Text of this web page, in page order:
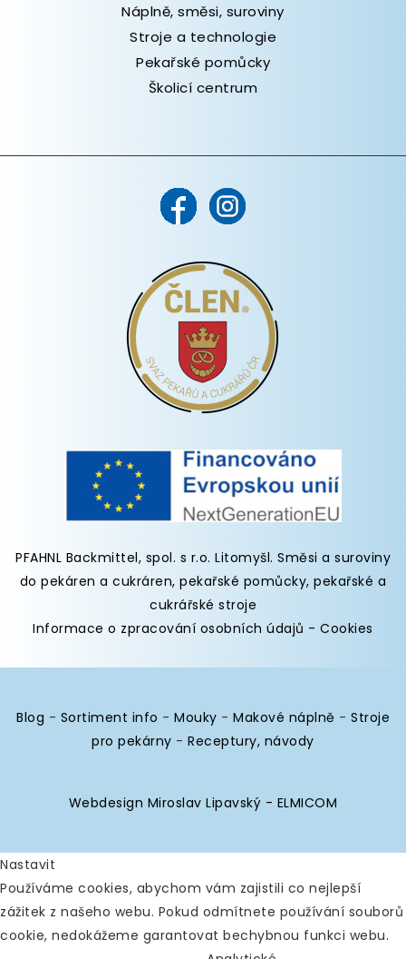
Náplně, směsi, suroviny
Stroje a technologie
Pekařské pomůcky
Školicí centrum
PFAHNL Backmittel, spol. s r.o. Litomyšl. Směsi a suroviny
do pekáren a cukráren,pekařské pomůcky,pekařské a
cukrářské stroje
Informace o zpracování osobních údajů -Cookies
Blog - Sortiment info - Mouky - Makové náplně - Stroje
pro pekárny -Receptury, návody
Webdesign Miroslav Lipavský - ELMICOM
Nastavit
Používáme cookies, abychom vám zajistili co nejlepší
zážitek z našeho webu. Pokud odmítnete používání souborů
cookie, nedokážeme garantovat bechybnou funkci webu.